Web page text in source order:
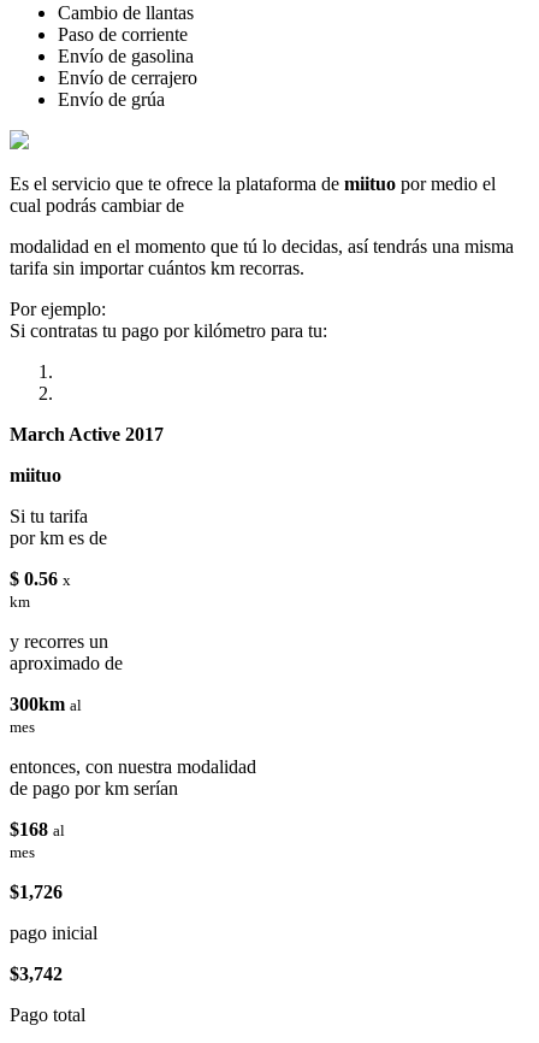
Cambio de llantas
Paso de corriente
Envío de gasolina
Envío de cerrajero
Envío de grúa
Es el servicio que te ofrece la plataforma de miituo por medio el
cual podrás cambiar de
modalidad en el momento que tú lo decidas, así tendrás una misma
tarifa sin importar cuántos km recorras.
Por ejemplo:
Si contratas tu pago por kilómetro para tu:
March Active 2017
miituo
Si tu tarifa
por km es de
$ 0.56 x
km
y recorres un
aproximado de
300km al
mes
entonces, con nuestra modalidad
de pago por km serían
$168 al
mes
$1,726
pago inicial
$3,742
Pago total